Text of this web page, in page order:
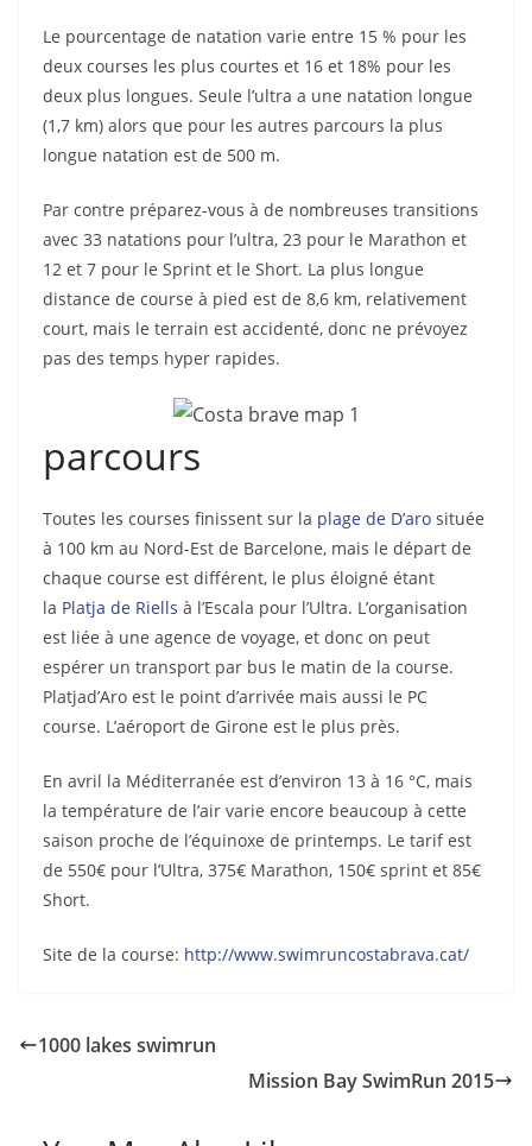
Le pourcentage de natation varie entre 15 % pour les
deux courses les plus courtes et 16 et 18% pour les
deux plus longues. Seule l’ultra a une natation longue
(1,7 km) alors que pour les autres parcours la plus
longue natation est de 500 m.
Par contre préparez-vous à de nombreuses transitions
avec 33 natations pour l’ultra, 23 pour le Marathon et
12 et 7 pour le Sprint et le Short. La plus longue
distance de course à pied est de 8,6 km, relativement
court, mais le terrain est accidenté, donc ne prévoyez
pas des temps hyper rapides.
parcours
Toutes les courses finissent sur la plage de D’aro située
à 100 km au Nord-Est de Barcelone, mais le départ de
chaque course est différent, le plus éloigné étant
la Platja de Riells à l’Escala pour l’Ultra. L’organisation
est liée à une agence de voyage, et donc on peut
espérer un transport par bus le matin de la course.
Platjad’Aro est le point d’arrivée mais aussi le PC
course. L’aéroport de Girone est le plus près.
En avril la Méditerranée est d’environ 13 à 16 °C, mais
la température de l’air varie encore beaucoup à cette
saison proche de l’équinoxe de printemps. Le tarif est
de 550€ pour l’Ultra, 375€ Marathon, 150€ sprint et 85€
Short.
Site de la course: http://www.swimruncostabrava.cat/
1000 lakes swimrun
Mission Bay SwimRun 2015